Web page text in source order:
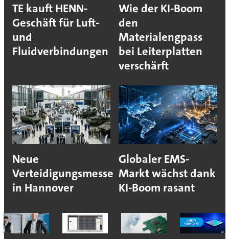
TE kauft HENN-
Geschäft für Luft-
und
Fluidverbindungen
Wie der KI-Boom
den
Materialengpass
bei Leiterplatten
verschärft
Neue
Verteidigungsmesse
in Hannover
Globaler EMS-
Markt wächst dank
KI-Boom rasant